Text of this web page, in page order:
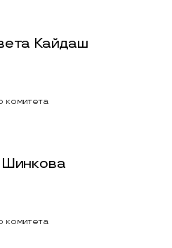
Кайдаш
комитета
комитета